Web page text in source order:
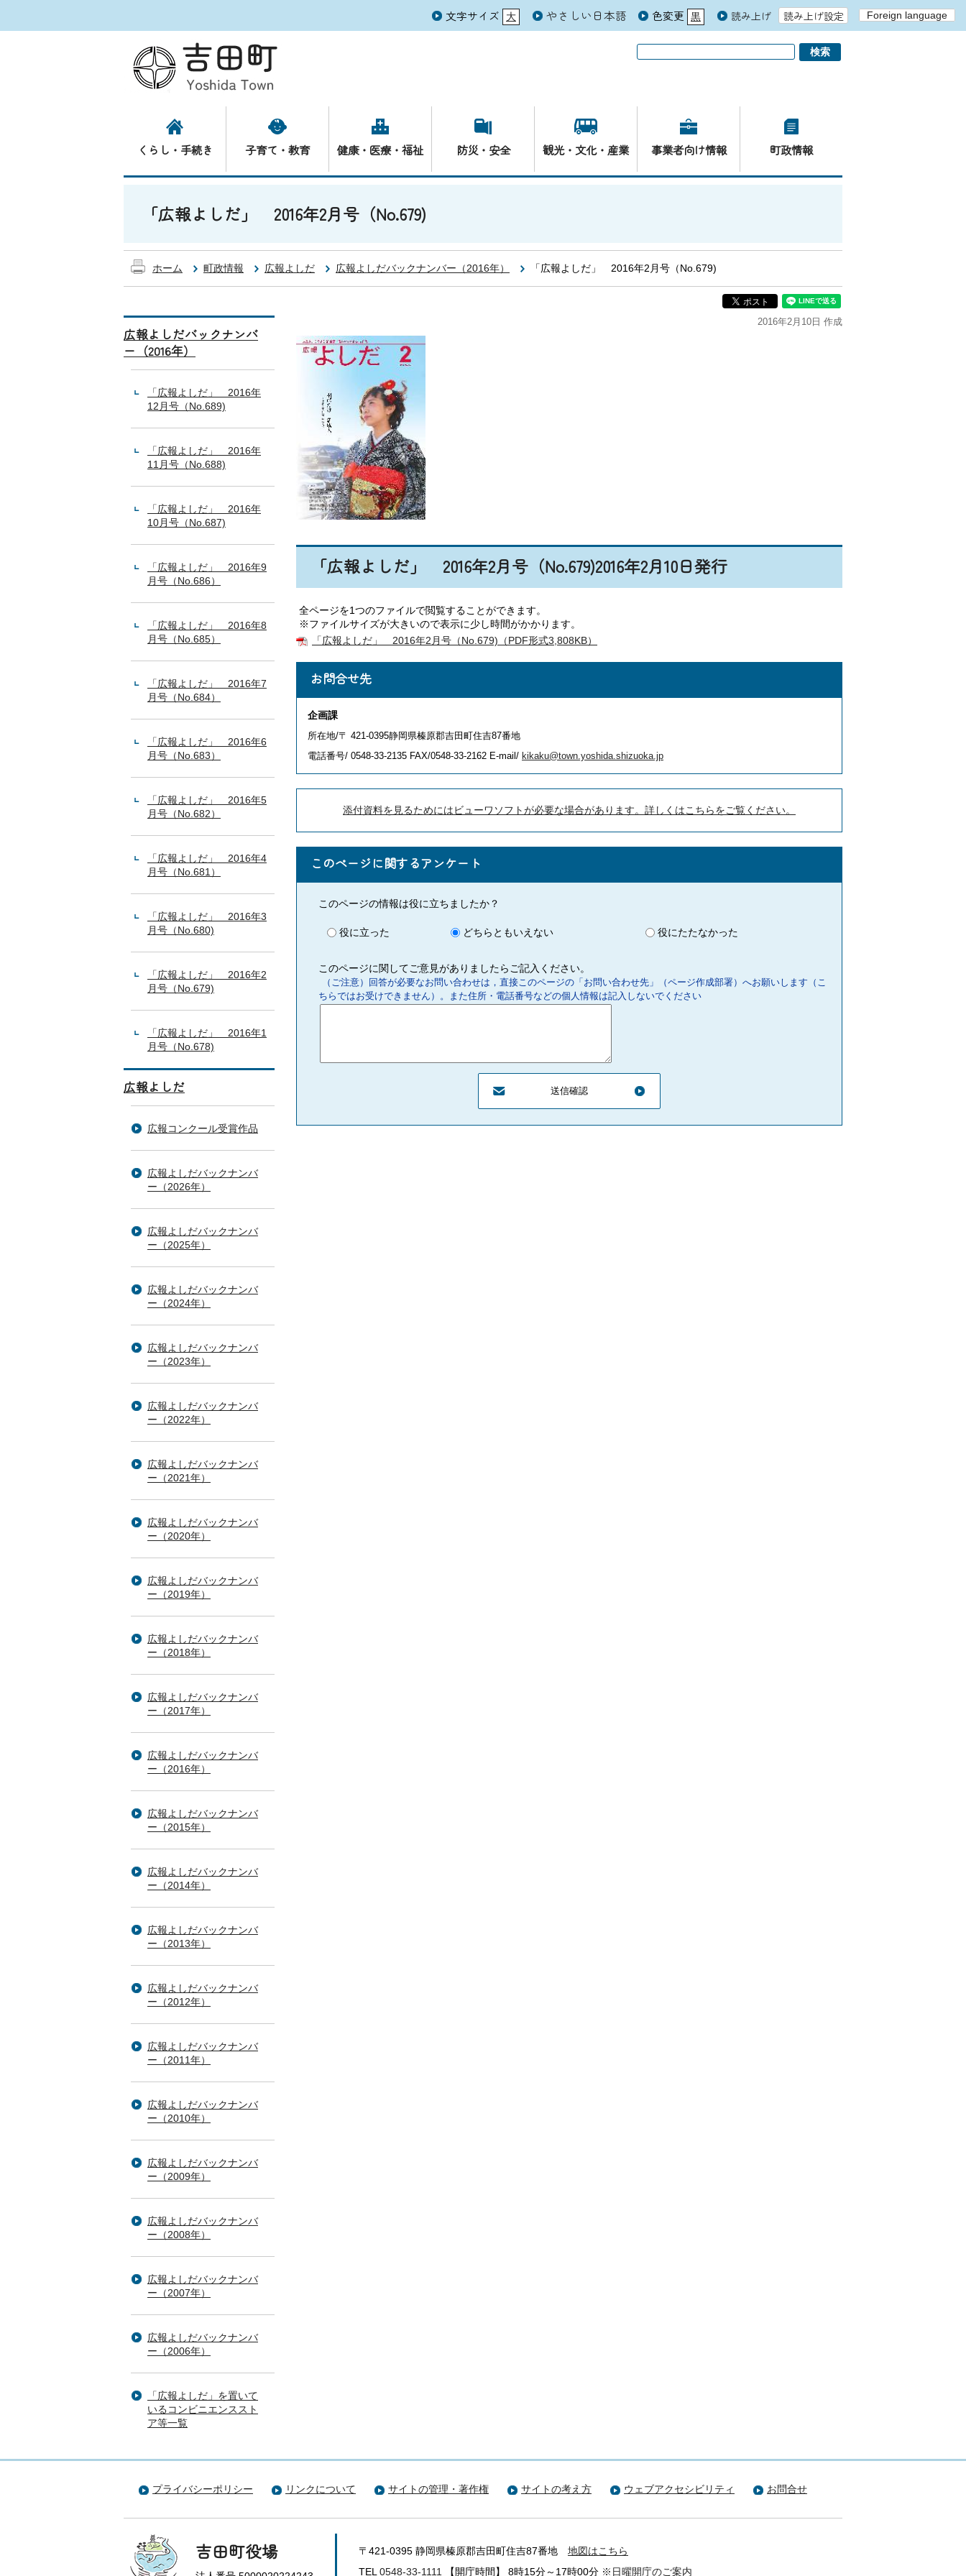
文字サイズ 大
元 やさしい日本語 色変更 黒
青
白 読み上げ 読み上げ設定 Foreign language
くらし・手続き 子育て・教育 健康・医療・福祉 防災・安全 観光・文化・産業 事業者向け情報 町政情報
「広報よしだ」 2016年2月号（No.679)
ホーム 町政情報 広報よしだ 広報よしだバックナンバー（2016年） 「広報よしだ」 2016年2月号（No.679)
広報よしだバックナンバ
ー（2016年）
「広報よしだ」 2016年
12月号（No.689)
「広報よしだ」 2016年
11月号（No.688)
「広報よしだ」 2016年
10月号（No.687)
「広報よしだ」 2016年9
月号（No.686）
「広報よしだ」 2016年8
月号（No.685）
「広報よしだ」 2016年7
月号（No.684）
「広報よしだ」 2016年6
月号（No.683）
「広報よしだ」 2016年5
月号（No.682）
「広報よしだ」 2016年4
月号（No.681）
「広報よしだ」 2016年3
月号（No.680)
「広報よしだ」 2016年2
月号（No.679)
「広報よしだ」 2016年1
月号（No.678)
広報よしだ
広報コンクール受賞作品
広報よしだバックナンバ
ー（2026年）
広報よしだバックナンバ
ー（2025年）
広報よしだバックナンバ
ー（2024年）
広報よしだバックナンバ
ー（2023年）
広報よしだバックナンバ
ー（2022年）
広報よしだバックナンバ
ー（2021年）
広報よしだバックナンバ
ー（2020年）
広報よしだバックナンバ
ー（2019年）
広報よしだバックナンバ
ー（2018年）
広報よしだバックナンバ
ー（2017年）
広報よしだバックナンバ
ー（2016年）
広報よしだバックナンバ
ー（2015年）
広報よしだバックナンバ
ー（2014年）
広報よしだバックナンバ
ー（2013年）
広報よしだバックナンバ
ー（2012年）
広報よしだバックナンバ
ー（2011年）
広報よしだバックナンバ
ー（2010年）
広報よしだバックナンバ
ー（2009年）
広報よしだバックナンバ
ー（2008年）
広報よしだバックナンバ
ー（2007年）
広報よしだバックナンバ
ー（2006年）
「広報よしだ」を置いて
いるコンビニエンススト
ア等一覧
2016年2月10日 作成
「広報よしだ」 2016年2月号（No.679)2016年2月10日発行
全ページを1つのファイルで閲覧することができます。
※ファイルサイズが大きいので表示に少し時間がかかります。
「広報よしだ」 2016年2月号（No.679)（PDF形式3,808KB）
お問合せ先
企画課
所在地/〒 421-0395静岡県榛原郡吉田町住吉87番地
電話番号/ 0548-33-2135 FAX/0548-33-2162 E-mail/ kikaku@town.yoshida.shizuoka.jp
添付資料を見るためにはビューワソフトが必要な場合があります。詳しくはこちらをご覧ください。
このページに関するアンケート
このページの情報は役に立ちましたか？
役に立った どちらともいえない 役にたたなかった
このページに関してご意見がありましたらご記入ください。
（ご注意）回答が必要なお問い合わせは，直接このページの「お問い合わせ先」（ページ作成部署）へお願いします（こ
ちらではお受けできません）。また住所・電話番号などの個人情報は記入しないでください
プライバシーポリシー リンクについて サイトの管理・著作権 サイトの考え方 ウェブアクセシビリティ お問合せ
吉田町役場 〒421-0395 静岡県榛原郡吉田町住吉87番地 地図はこちら
TEL 0548-33-1111 【開庁時間】 8時15分～17時00分 ※日曜開庁のご案内